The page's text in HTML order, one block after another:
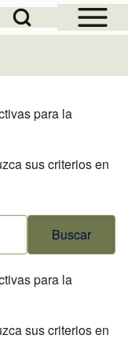
Open Sidebar
Search Block
para la
sus criterios en
para la
sus criterios en